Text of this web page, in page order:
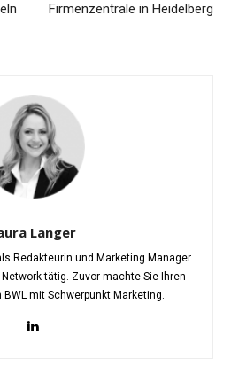
Firmenzentrale in Heidelberg
Langer
Redakteurin und Marketing Manager
tätig. Zuvor machte Sie Ihren
mit Schwerpunkt Marketing.